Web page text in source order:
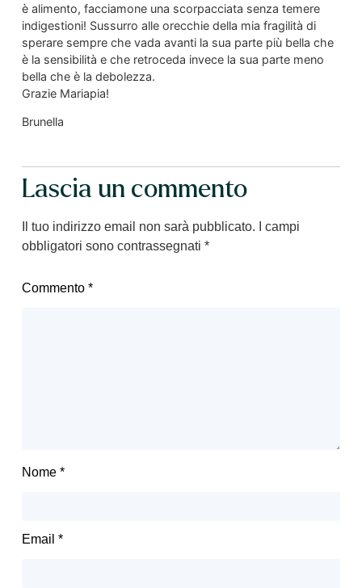
è alimento, facciamone una scorpacciata senza temere
indigestioni! Sussurro alle orecchie della mia fragilità di
sperare sempre che vada avanti la sua parte più bella che
è la sensibilità e che retroceda invece la sua parte meno
bella che è la debolezza.
Grazie Mariapia!
Brunella
Lascia un commento
Il tuo indirizzo email non sarà pubblicato.
I campi
obbligatori sono contrassegnati *
Commento *
Nome *
Email *